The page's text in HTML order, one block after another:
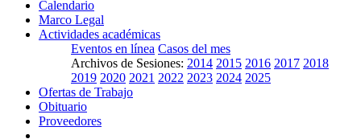
Calendario
Marco Legal
Actividades académicas
Eventos en línea Casos del mes
Archivos de Sesiones: 2014 2015 2016 2017 2018
2019 2020 2021 2022 2023 2024 2025
Ofertas de Trabajo
Obituario
Proveedores